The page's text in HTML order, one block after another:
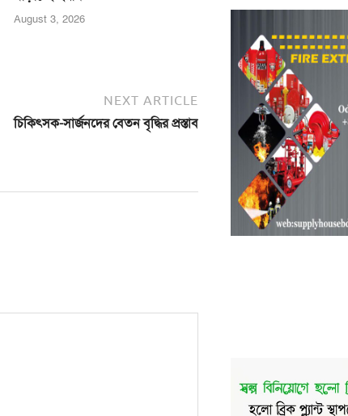
August 3, 2026
NEXT ARTICLE
চিকিৎসক-সার্জনদের বেতন বৃদ্ধির প্রস্তাব